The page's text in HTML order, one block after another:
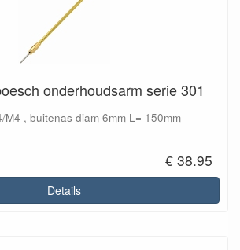
onderhoudsarm serie 301
M4 , buitenas diam 6mm L= 150mm
€ 38.95
Details